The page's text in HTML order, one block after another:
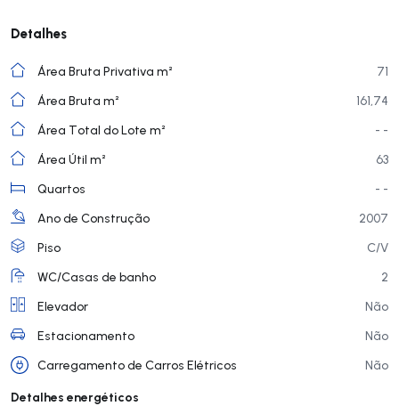
Detalhes
Área Bruta Privativa m²
71
Área Bruta m²
161,74
Área Total do Lote m²
- -
Área Útil m²
63
Quartos
- -
Ano de Construção
2007
Piso
C/V
WC/Casas de banho
2
Elevador
Não
Estacionamento
Não
Carregamento de Carros Elétricos
Não
Detalhes energéticos